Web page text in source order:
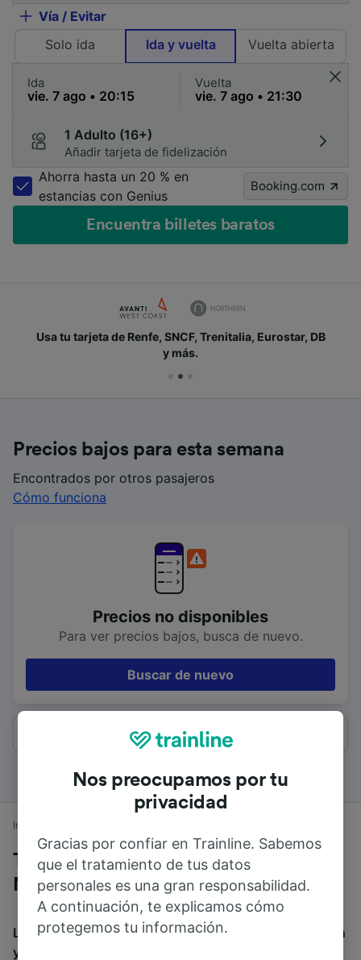
Vía / Evitar
Solo ida
Ida y vuelta Vuelta abierta
Ida Vuelta
1 Adulto (16+)
Añadir tarjeta de fidelización
Ahorra hasta un 20 % en
estancias con Genius
Booking.com
Encuentra billetes baratos
Usa tu tarjeta de Renfe, SNCF, Trenitalia, Eurostar, DB
y más.
Precios bajos para esta semana
Encontrados por otros pasajeros
Cómo funciona
Precios no disponibles
Para ver precios bajos, busca de nuevo.
Buscar de nuevo
Todos los resultados
Inicio
Trenes desde London Euston a
Northampton
La duración media de viaje en tren entre London Euston
y Northampton es de 1h 16min. El tren más veloz de
Nos preocupamos por tu
privacidad
Gracias por confiar en Trainline. Sabemos
que el tratamiento de tus datos
personales es una gran responsabilidad.
A continuación, te explicamos cómo
protegemos tu información.